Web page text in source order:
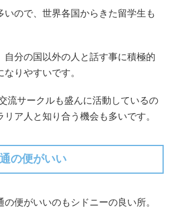
いので、世界各国からきた留学生も
自分の国以外の人と話す事に積極的
りやすいです。
流サークルも盛んに活動しているの
ア人と知り合う機会も多いです。
の便がいい
便がいいのもシドニーの良い所。